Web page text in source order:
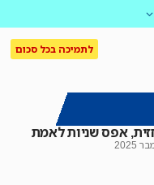
לתמיכה בכל סכום